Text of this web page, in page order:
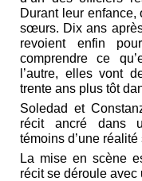
Durant leur enfance,
sœurs. Dix ans
revoient enfin
comprendre ce
l’autre, elles vont
trente ans plus tôt
Soledad et
récit ancré dans
témoins d’une réalité
La mise en scène
récit se déroule avec